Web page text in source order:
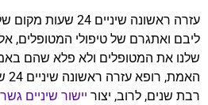
עזרה ראשונה
ליבם ואתגרם של טיפולי המטופלים,
שלנו את המטופלים ולא פלא שהם
רבת שנים, לרוב, יצור יישור שיניים